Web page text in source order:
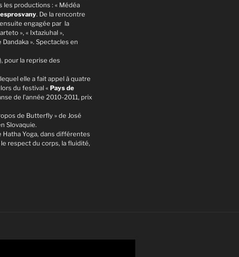
productions : « Médéa
. De la rencontre
engagée par la
», « Ixtaziuhal »,
». Spectacles en
pour la reprise des
elle a fait appel à quatre
du festival « Pays de
de l’année 2010-2011, prix
de Butterfly » de José
Slovaquie.
Hatha Yoga, dans différentes
respect du corps, la fluidité,